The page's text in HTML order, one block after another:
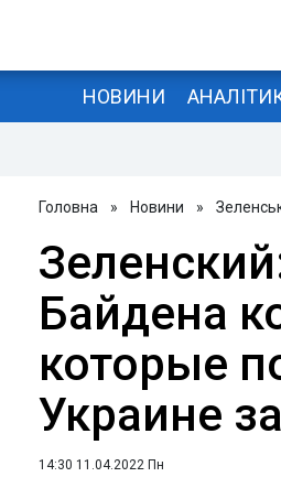
НОВИНИ
Головна » Новини »
Байдена
которые
Украине
14:30 11.04.2022 Пн